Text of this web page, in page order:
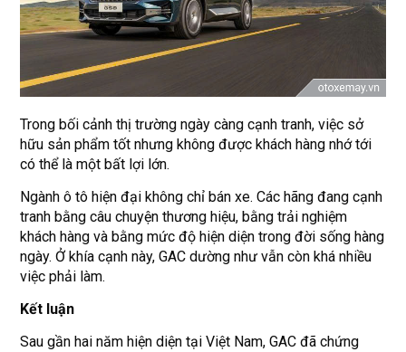
Trong bối cảnh thị trường ngày càng cạnh tranh, việc sở
hữu sản phẩm tốt nhưng không được khách hàng nhớ tới
có thể là một bất lợi lớn.
Ngành ô tô hiện đại không chỉ bán xe. Các hãng đang cạnh
tranh bằng câu chuyện thương hiệu, bằng trải nghiệm
khách hàng và bằng mức độ hiện diện trong đời sống hàng
ngày. Ở khía cạnh này, GAC dường như vẫn còn khá nhiều
việc phải làm.
Kết luận
Sau gần hai năm hiện diện tại Việt Nam, GAC đã chứng